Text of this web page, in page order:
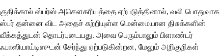
குதிக்கால் ஸ்பர்ஸ் அசௌகரியத்தை ஏற்படுத்தினால், வலி ​​பொதுவாக
ஸ்பர் தன்னை விட அதைச் சுற்றியுள்ள மென்மையான திசுக்களின்
வீக்கத்துடன் தொடர்புடையது. அவை பெரும்பாலும் பிளாண்டர்
ஃபாஸியாய்டிஸுடன் சேர்ந்து ஏற்படுகின்றன, மேலும் அறிகுறிகள்